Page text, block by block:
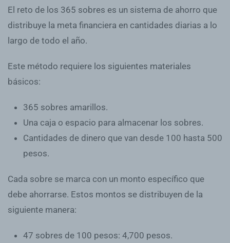
El reto de los 365 sobres es un sistema de ahorro que
distribuye la meta financiera en cantidades diarias a lo
largo de todo el año.
Este método requiere los siguientes materiales
básicos:
365 sobres amarillos.
Una caja o espacio para almacenar los sobres.
Cantidades de dinero que van desde 100 hasta 500
pesos.
Cada sobre se marca con un monto específico que
debe ahorrarse. Estos montos se distribuyen de la
siguiente manera:
47 sobres de 100 pesos: 4,700 pesos.